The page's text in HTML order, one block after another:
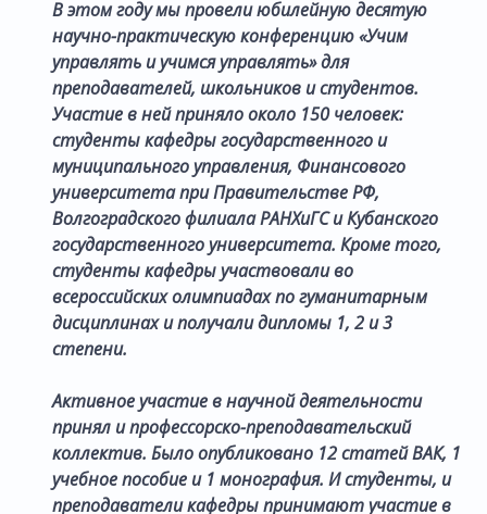
В этом году мы провели юбилейную десятую
научно-практическую конференцию «Учим
управлять и учимся управлять» для
преподавателей, школьников и студентов.
Участие в ней приняло около 150 человек:
студенты кафедры государственного и
муниципального управления, Финансового
университета при Правительстве РФ,
Волгоградского филиала РАНХиГС и Кубанского
государственного университета. Кроме того,
студенты кафедры участвовали во
всероссийских олимпиадах по гуманитарным
дисциплинах и получали дипломы 1, 2 и 3
степени.
Активное участие в научной деятельности
принял и профессорско-преподавательский
коллектив. Было опубликовано 12 статей ВАК, 1
учебное пособие и 1 монография. И студенты, и
преподаватели кафедры принимают участие в